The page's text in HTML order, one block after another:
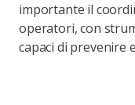
importante il
operatori, con
capaci di prevenire